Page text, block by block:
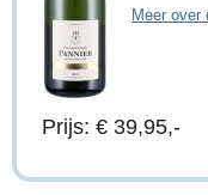
Meer over
Prijs: € 39,95,-